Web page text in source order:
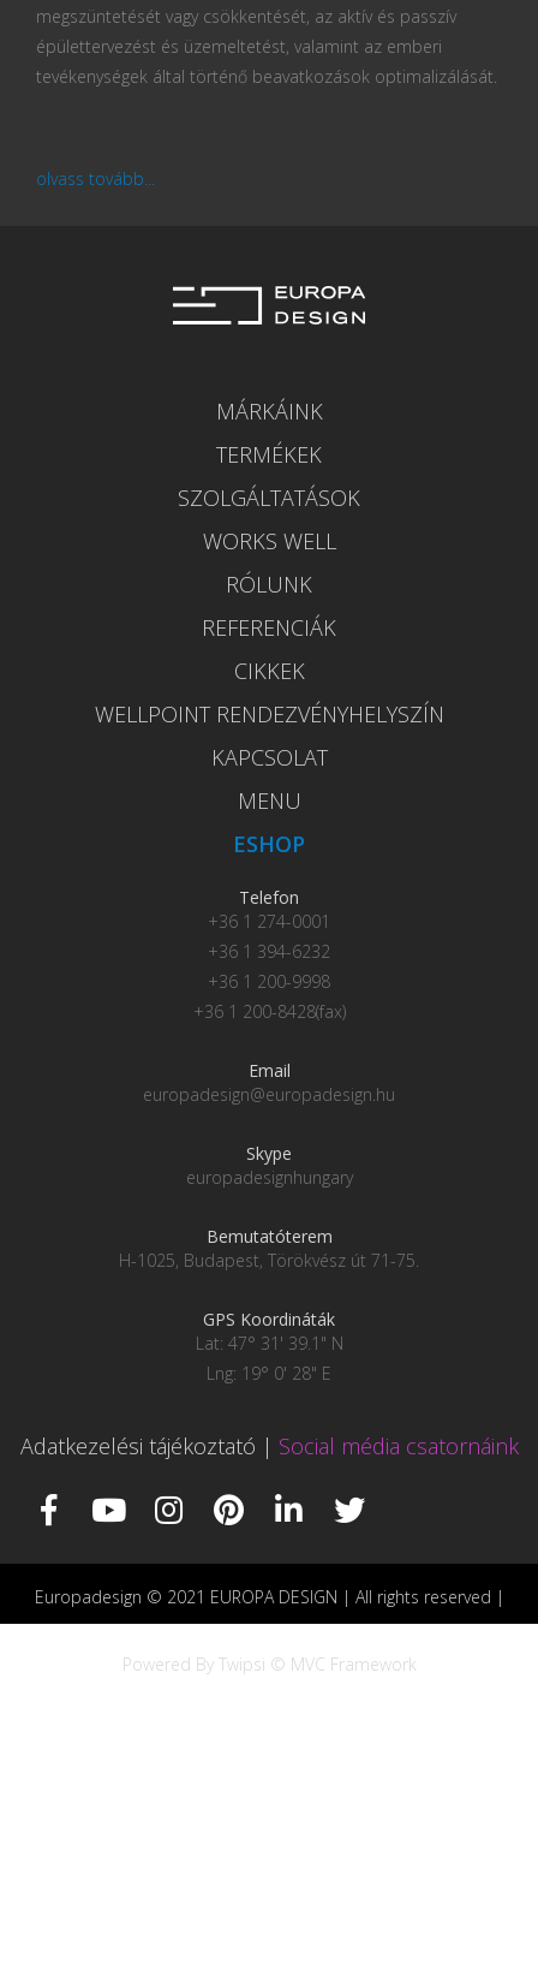
megszüntetését vagy csökkentését, az aktív és passzív
épülettervezést és üzemeltetést, valamint az emberi
tevékenységek által történő beavatkozások optimalizálását.
olvass tovább...
MÁRKÁINK
TERMÉKEK
SZOLGÁLTATÁSOK
WORKS WELL
RÓLUNK
REFERENCIÁK
CIKKEK
WELLPOINT RENDEZVÉNYHELYSZÍN
KAPCSOLAT
MENU
ESHOP
Telefon
+36 1 274-0001
+36 1 394-6232
+36 1 200-9998
+36 1 200-8428(fax)
Email
europadesign@europadesign.hu
Skype
europadesignhungary
Bemutatóterem
H-1025, Budapest, Törökvész út 71-75.
GPS Koordináták
Lat: 47° 31' 39.1" N
Lng: 19° 0' 28" E
Adatkezelési tájékoztató | Social média csatornáink
Europadesign © 2021 EUROPA DESIGN | All rights reserved |
Powered By Twipsi © MVC Framework